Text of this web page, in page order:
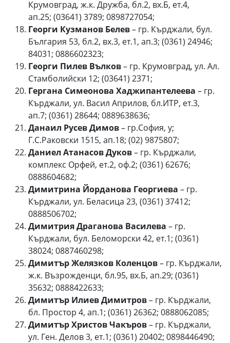
Крумовград, ж.к. Дружба, бл.2, вх.Б, ет.4,
ап.25; (03641) 3789; 0898727054;
Георги Кузманов Белев– гр. Кърджали, бул.
България 53, бл.2, вх.3, ет.1, ап.3; (0361) 24946;
84031; 0886602323;
Георги Пилев Вълков– гр. Крумовград, ул. Ал.
Стамболийски 12; (03641) 2371;
Гергана Симеонова Хаджипантелеева – гр.
Кърджали, ул. Васил Априлов, бл.ИТР, ет.3,
ап.7; (0361) 28644; 0889638636;
Данаил Русев Димов– гр.София, у;
Г.С.Раковски 1515, ап.18; (02) 9875807;
Даниел Атанасов Дуков– гр. Кърджали,
комплекс Орфей, ет.2, оф.2; (0361) 62676;
0888604682;
Димитрина Йорданова Георгиева – гр.
Кърджали, ул. Беласица 23, (0361) 37412;
0888506702;
Димитрия Драганова Василева – гр.
Кърджали, бул. Беломорски 42, ет.1; (0361)
38024; 0887460298;
Димитър Желязков Коленцов– гр. Кърджали,
ж.к. Възрожденци, бл.95, вх.Б, ап.29; (0361)
35632; 0888422633;
Димитър Илиев Димитров– гр. Кърджали,
бл. Простор 4, ап.1; (0361) 26362; 0888062085;
Димитър Христов Чакъров– гр. Кърджали,
ул. Ген. Делов 3, ет.1; (0361) 20402; 0898446490;